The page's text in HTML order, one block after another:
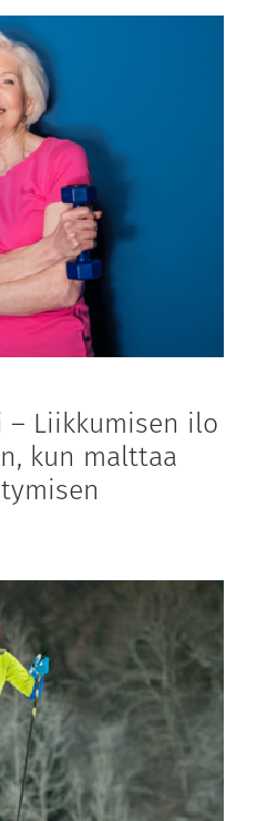
– Liikkumisen ilo
kun malttaa